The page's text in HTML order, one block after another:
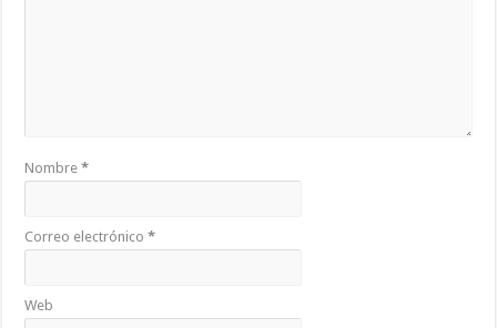
Nombre*
Correo electrónico*
Web